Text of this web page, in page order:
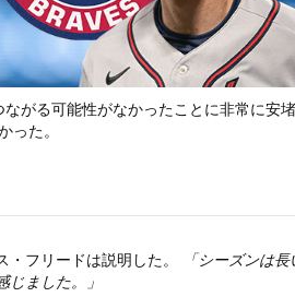
がる可能性がなかったことに非常に安堵
った。
フリードは説明した。
「シーズンは長
ました。」